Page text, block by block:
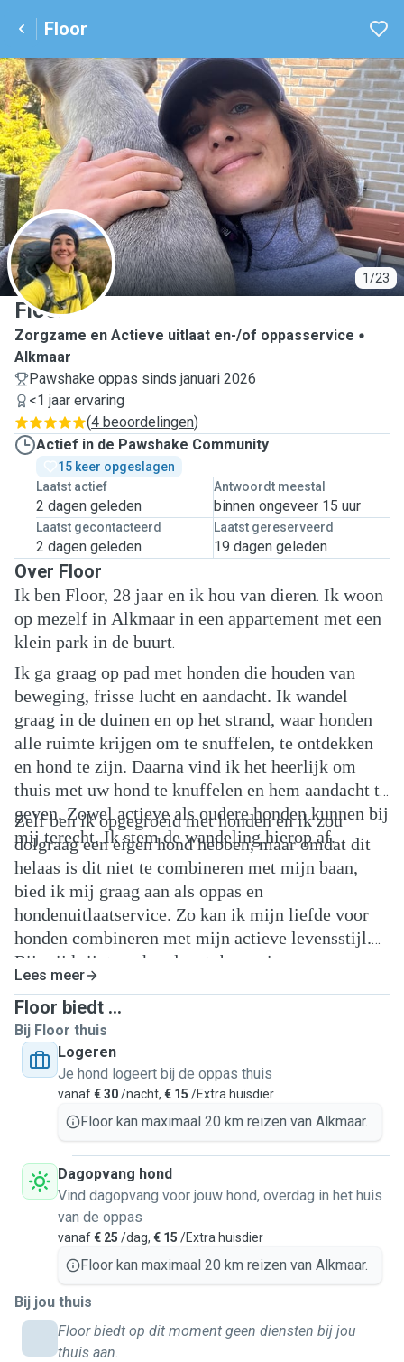
Floor
1/23
F
Floor
Zorgzame en Actieve uitlaat en-/of oppasservice
Alkmaar
Pawshake oppas sinds januari 2026
<1 jaar ervaring
(4 beoordelingen)
Actief in de Pawshake Community
15 keer opgeslagen
Laatst actief
2 dagen geleden
Antwoordt meestal
binnen ongeveer 15 uur
Laatst gecontacteerd
2 dagen geleden
Laatst gereserveerd
19 dagen geleden
Over Floor
Ik ben Floor, 28 jaar en ik hou van dieren. Ik woon
op mezelf in Alkmaar in een appartement met een
klein park in de buurt.
Ik ga graag op pad met honden die houden van
beweging, frisse lucht en aandacht. Ik wandel
graag in de duinen en op het strand, waar honden
alle ruimte krijgen om te snuffelen, te ontdekken
en hond te zijn. Daarna vind ik het heerlijk om
thuis met uw hond te knuffelen en hem aandacht te
geven. Zowel actieve als oudere honden kunnen bij
mij terecht. Ik stem de wandeling hierop af.
Zelf ben ik opgegroeid met honden en ik zou
dolgraag een eigen hond hebben, maar omdat dit
helaas is dit niet te combineren met mijn baan,
bied ik mij graag aan als oppas en
hondenuitlaatservice. Zo kan ik mijn liefde voor
honden combineren met mijn actieve levensstijl.
Bij mij krijgt uw hond rust, beweging,
persoonlijke aandacht en vooral: een fijne
wandeling in de buitenlucht.
Lees meer
Floor biedt ...
Bij Floor thuis
Logeren
Je hond logeert bij de oppas thuis
vanaf€ 30/nacht, € 15 /Extra huisdier
Floor kan maximaal 20 km reizen van Alkmaar.
Dagopvang hond
Vind dagopvang voor jouw hond, overdag in het huis
van de oppas
vanaf€ 25 /dag, € 15 /Extra huisdier
Floor kan maximaal 20 km reizen van Alkmaar.
Bij jou thuis
Floor biedt op dit moment geen diensten bij jou
thuis aan.